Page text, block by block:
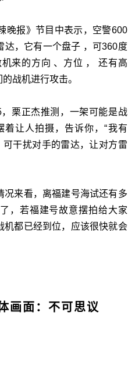
晚报》节目中表示，空警600
达，它有一个盘子 ，可360度
来的方向 、方位 ， 还有高
战机进行攻击。
栗正杰推测，一架可能是战
让人拍摄，告诉你，“我有
可干扰对手的雷达，让对方雷
况来看，离福建号海试还有多
，若福建号故意摆拍给大家
机都已经到位，应该很快就会
画面：不可思议